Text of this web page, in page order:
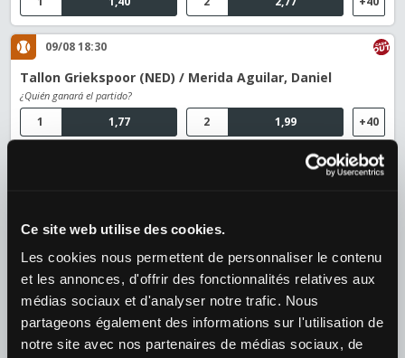
Ce site web utilise des cookies.
Les cookies nous permettent de personnaliser le contenu
et les annonces, d'offrir des fonctionnalités relatives aux
médias sociaux et d'analyser notre trafic. Nous
partageons également des informations sur l'utilisation de
notre site avec nos partenaires de médias sociaux, de
09/08 18:30
Tallon Griekspoor (NED) / Merida Aguilar, Daniel
¿Quién ganará el partido?
1,77
1 1,99
2 +40
Fútbol ›
Croacia› Croacia - HNL
09/08 21:00